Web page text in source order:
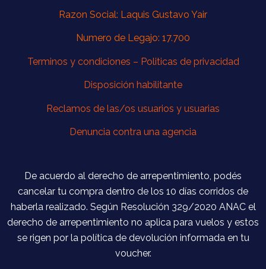
Razon Social: Laquis Gustavo Yair
Numero de Legajo: 17.700
Terminos y condiciones – Politicas de privacidad
Disposición habilitante
Reclamos de las/os usuarios y usuarias
Denuncia contra una agencia
De acuerdo al derecho de arrepentimiento, podés
cancelar tu compra dentro de los 10 días corridos de
haberla realizado. Según Resolución 329/2020 ANAC el
derecho de arrepentimiento no aplica para vuelos y estos
se rigen por la política de devolución informada en tu
voucher.